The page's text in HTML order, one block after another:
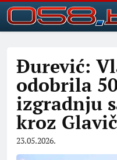
Đurević:
odobrila
izgradnju
kroz
23.05.2026.